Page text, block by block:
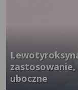
uboczne